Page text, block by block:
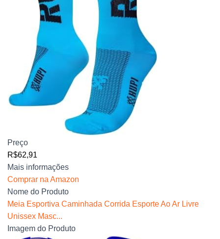
Preço
R$62,91
Mais informações
Comprar na Amazon
Nome do Produto
Meia Esportiva Caminhada Corrida Esporte Ao Ar Livre
Unissex Masc...
Imagem do Produto